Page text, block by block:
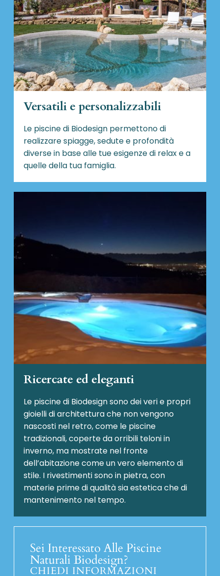
Versatili e personalizzabili
Le piscine di Biodesign permettono di
realizzare spiagge, sedute e profondità
diverse in base alle tue esigenze di relax e a
quelle della tua famiglia.
Ricercate ed eleganti
Le piscine di Biodesign sono dei veri e propri
gioielli di architettura che non vengono
nascosti nel retro, come le piscine
tradizionali, coperte da orribili teloni in
inverno, ma mostrate nel fronte
dell’abitazione come un vero elemento di
stile. I rivestimenti sono in pietra, con
materie prime di qualità sia estetica che di
mantenimento nel tempo.
Sei Interessato Alle Piscine
Naturali Biodesign?
CHIEDI INFORMAZIONI